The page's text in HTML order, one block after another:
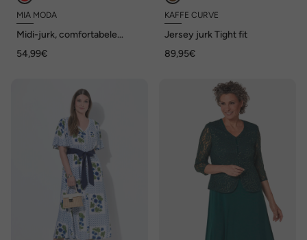
MIA MODA
Midi-jurk, comfortabele
kanten linten
54,99€
KAFFE CURVE
Jersey jurk Tight fit
89,95€